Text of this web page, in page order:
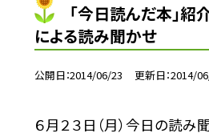
「今日読んだ本」紹
による読み聞かせ
公開日 2014/06/23 更新日 2014/
６月２３日（月）今日の読み